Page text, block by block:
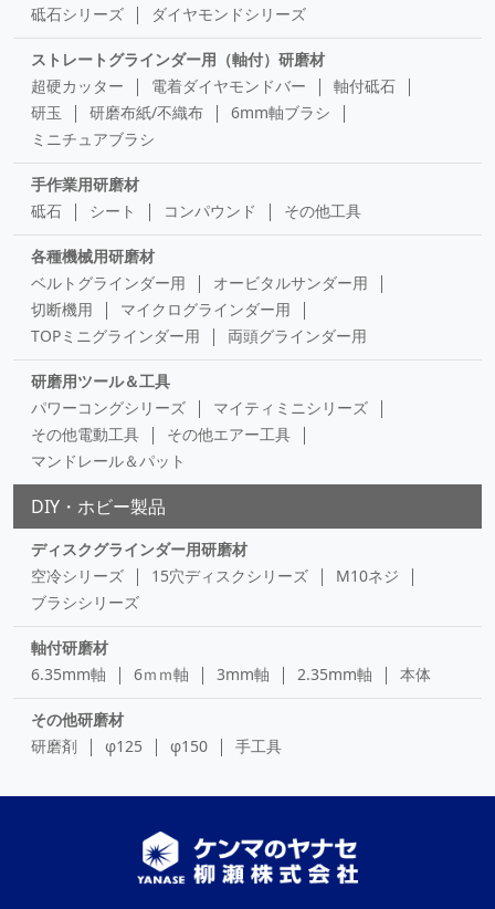
砥石シリーズ
ダイヤモンドシリーズ
ストレートグラインダー用（軸付）研磨材
超硬カッター
電着ダイヤモンドバー
軸付砥石
研玉
研磨布紙/不織布
6mm軸ブラシ
ミニチュアブラシ
手作業用研磨材
砥石
シート コンパウンド その他工具
各種機械用研磨材
ベルトグラインダー用
オービタルサンダー用
切断機用
マイクログラインダー用
TOPミニグラインダー用
両頭グラインダー用
研磨用ツール＆工具
パワーコングシリーズ
マイティミニシリーズ
その他電動工具
その他エアー工具
マンドレール＆パット
DIY・ホビー製品
ディスクグラインダー用研磨材
空冷シリーズ
15穴ディスクシリーズ
M10ネジ
ブラシシリーズ
軸付研磨材
6.35mm軸
6ｍｍ軸 3mm軸 2.35mm軸 本体
その他研磨材
研磨剤
φ125 φ150 手工具